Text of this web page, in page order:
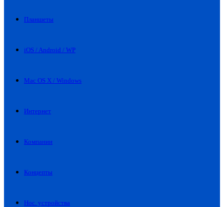
Планшеты
iOS / Android / WP
Mac OS X / Windows
Интернет
Компании
Концепты
Нос. устройства